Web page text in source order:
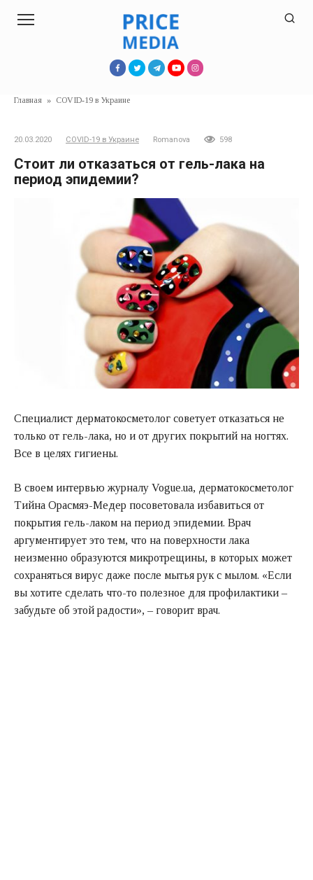
Главная » COVID-19 в Украине
20.03.2020 COVID-19 в Украине Romanova 598
Стоит ли отказаться от гель-лака на
период эпидемии?
Специалист дерматокосметолог советует отказаться не
только от гель-лака, но и от других покрытий на ногтях.
Все в целях гигиены.
В своем интервью журналу Vogue.ua, дерматокосметолог
Тийна Орасмяэ-Медер посоветовала избавиться от
покрытия гель-лаком на период эпидемии. Врач
аргументирует это тем, что на поверхности лака
неизменно образуются микротрещины, в которых может
сохраняться вирус даже после мытья рук с мылом. «Если
вы хотите сделать что-то полезное для профилактики –
забудьте об этой радости», – говорит врач.